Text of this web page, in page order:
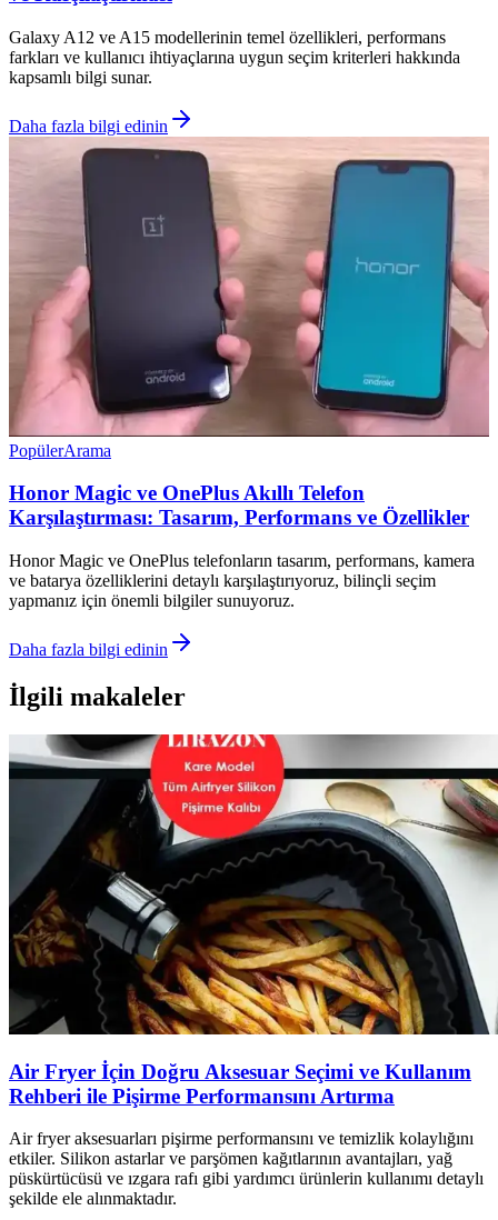
Galaxy A12 ve A15 modellerinin temel özellikleri, performans
farkları ve kullanıcı ihtiyaçlarına uygun seçim kriterleri hakkında
kapsamlı bilgi sunar.
Daha fazla bilgi edinin
PopülerArama
Honor Magic ve OnePlus Akıllı Telefon
Karşılaştırması: Tasarım, Performans ve Özellikler
Honor Magic ve OnePlus telefonların tasarım, performans, kamera
ve batarya özelliklerini detaylı karşılaştırıyoruz, bilinçli seçim
yapmanız için önemli bilgiler sunuyoruz.
Daha fazla bilgi edinin
İlgili makaleler
Air Fryer İçin Doğru Aksesuar Seçimi ve Kullanım
Rehberi ile Pişirme Performansını Artırma
Air fryer aksesuarları pişirme performansını ve temizlik kolaylığını
etkiler. Silikon astarlar ve parşömen kağıtlarının avantajları, yağ
püskürtücüsü ve ızgara rafı gibi yardımcı ürünlerin kullanımı detaylı
şekilde ele alınmaktadır.